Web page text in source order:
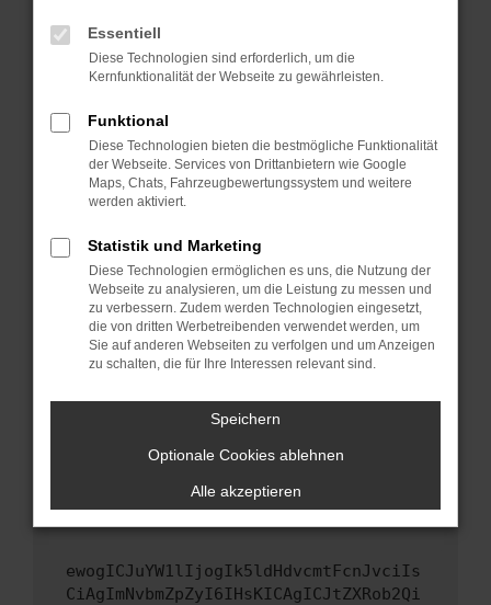
können das Laden bestimmter Seiten
verhindern. Funktioniert die Seite in einem
anderen Browser oder in einem privaten
Starte dein Gerät neu.
Das kann manchmal helfen, vorübergehende
Probleme zu beheben.
Betriebssystem auf dem neuesten Stand
sind.
Veraltete Software birgt nicht nur ein
Sicherheitsrisiko, sondern kann auch dazu
führen, dass bestimmte Funktionen nicht mehr
unterstützt werden.
Wende dich an den Webseitenbetreiber.
Wenn du alle oben genannten Schritte versucht
hast, kontaktiere uns bitte. Wir werden
versuchen, das Problem zu beheben. Du kannst
uns diesen Text schicken, um uns bei der
ewogICJuYW1lIjogIk5ldHdvcmtFcnJvciIs
CiAgImNvbmZpZyI6IHsKICAgICJtZXRob2Qi
Essentiell
Diese Technologien sind erforderlich, um die
Kernfunktionalität der Webseite zu gewährleisten.
Funktional
Diese Technologien bieten die bestmögliche Funktionalität
der Webseite. Services von Drittanbietern wie Google
Maps, Chats, Fahrzeugbewertungssystem und weitere
werden aktiviert.
Statistik und Marketing
Diese Technologien ermöglichen es uns, die Nutzung der
Webseite zu analysieren, um die Leistung zu messen und
zu verbessern. Zudem werden Technologien eingesetzt,
die von dritten Werbetreibenden verwendet werden, um
Sie auf anderen Webseiten zu verfolgen und um Anzeigen
zu schalten, die für Ihre Interessen relevant sind.
Speichern
Optionale Cookies ablehnen
Alle akzeptieren